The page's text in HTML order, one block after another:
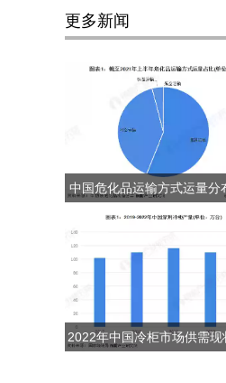
更多新闻
中国危化品运输方式运量分
过水路运输的危化品占比约
2022年中国冷柜市场供需现